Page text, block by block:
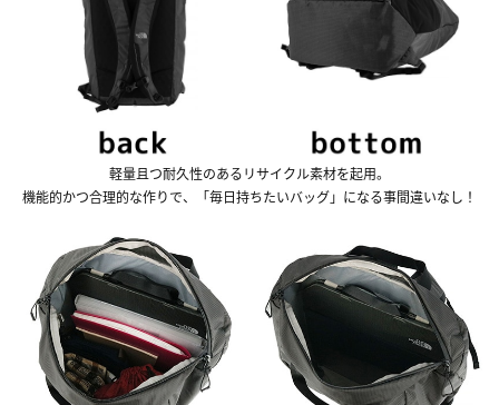
軽量且つ耐久性のあるリサイクル素材を起用。
機能的かつ合理的な作りで、「毎日持ちたいバッグ」になる事間違いなし！